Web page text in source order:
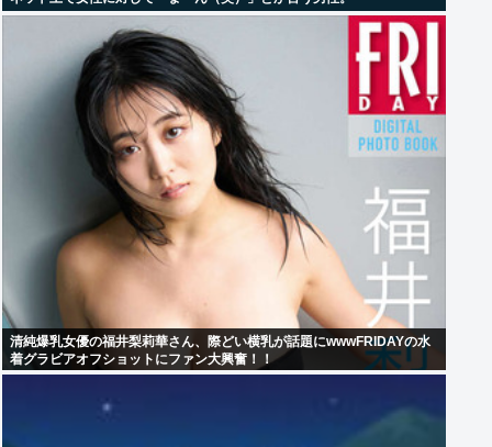
清純爆乳女優の福井梨莉華さん、際どい横乳が話題にwwwFRIDAYの水
着グラビアオフショットにファン大興奮！！